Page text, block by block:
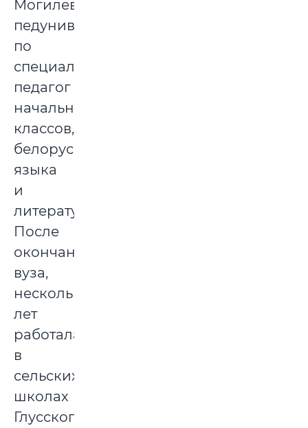
Могилевский
педуниверситет
по
специальности
педагог
начальных
классов,
белорусского
языка
и
литературы.
После
окончания
вуза,
несколько
лет
работала
в
сельских
школах
Глусского